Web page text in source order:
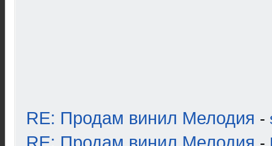
RE: Продам винил Мелодия -